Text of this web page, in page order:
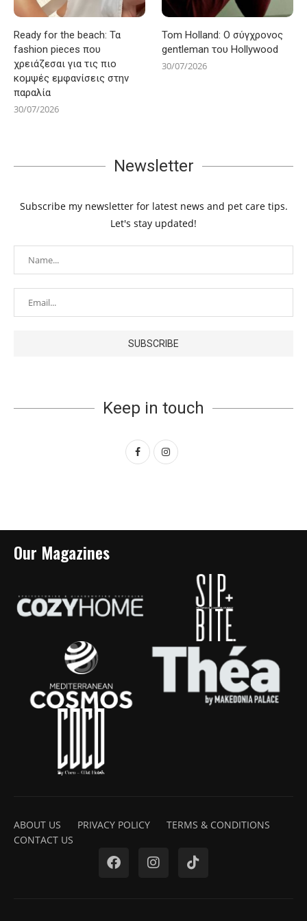
Ready for the beach: Τα
fashion pieces που
χρειάζεσαι για τις πιο
κομψές εμφανίσεις στην
παραλία
30/07/2026
Tom Holland: Ο σύγχρονος
gentleman του Hollywood
30/07/2026
Newsletter
Subscribe my newsletter for latest news and pet care tips.
Let's stay updated!
Keep in touch
Our Magazines
ABOUT US PRIVACY POLICY
TERMS & CONDITIONS
CONTACT US